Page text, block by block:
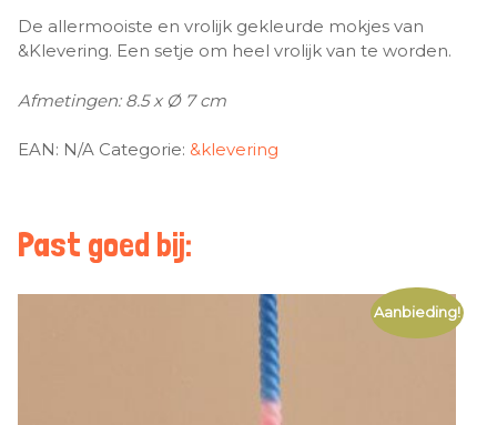
De allermooiste en vrolijk gekleurde mokjes van
&Klevering. Een setje om heel vrolijk van te worden.
Afmetingen: 8.5 x Ø 7 cm
EAN: N/A Categorie: &klevering
Past goed bij:
Aanbieding!